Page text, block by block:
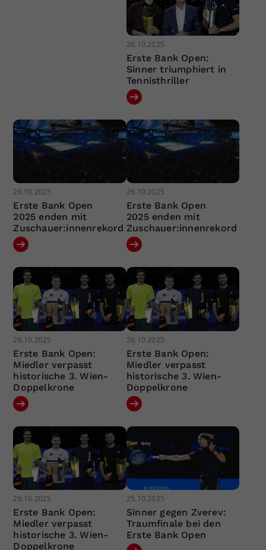
26.10.2025
Erste Bank Open:
Sinner triumphiert in
Tennisthriller
26.10.2025
Erste Bank Open
2025 enden mit
Zuschauer:innenrekord
26.10.2025
Erste Bank Open
2025 enden mit
Zuschauer:innenrekord
26.10.2025
Erste Bank Open:
Miedler verpasst
historische 3. Wien-
Doppelkrone
26.10.2025
Erste Bank Open:
Miedler verpasst
historische 3. Wien-
Doppelkrone
26.10.2025
Erste Bank Open:
Miedler verpasst
historische 3. Wien-
Doppelkrone
25.10.2025
Sinner gegen Zverev:
Traumfinale bei den
Erste Bank Open